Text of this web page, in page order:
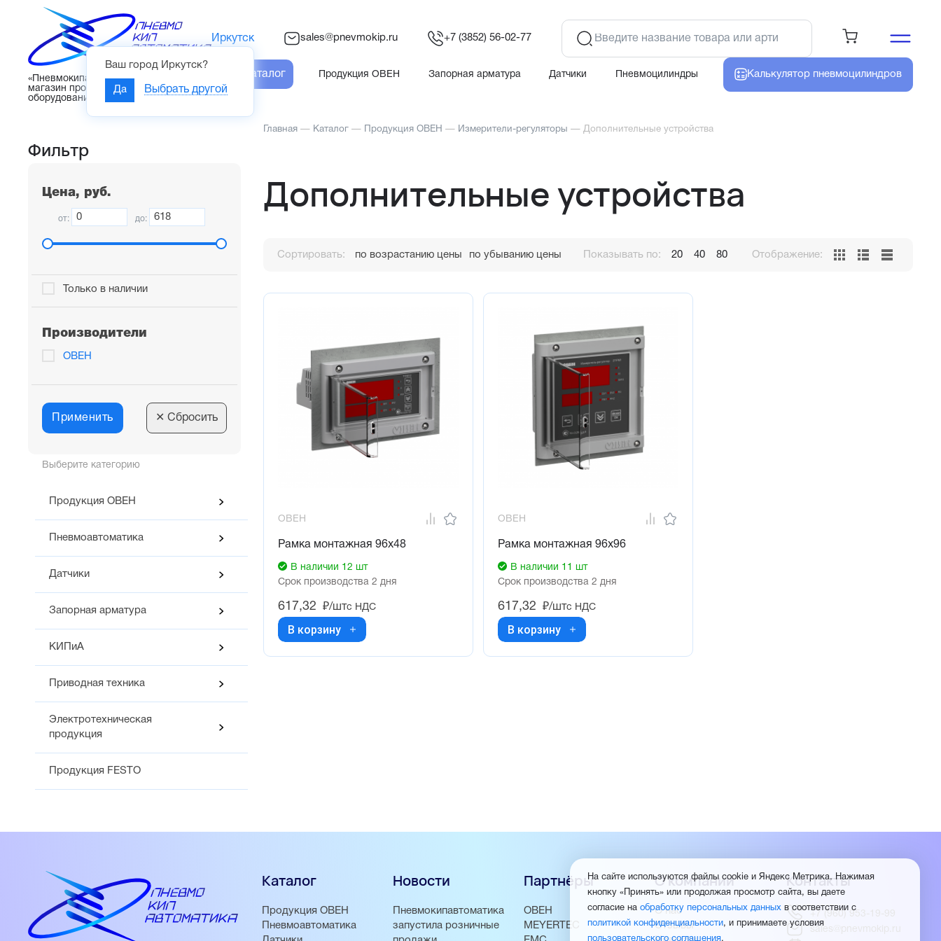
«Пневмокипавтоматика» – интернет-
магазин промышленного
оборудования
Иркутск
Ваш город Иркутск?
Да Выбрать другой
sales@pnevmokip.ru +7 (3852) 56-02-77
Каталог Продукция ОВЕН Запорная арматура Датчики Пневмоцилиндры Калькулятор пневмоцилиндров
Выберите категорию
Продукция ОВЕН
Пневмоавтоматика
Датчики
Запорная арматура
КИПиА
Приводная техника
Электротехническая
продукция
Продукция FESTO
Фильтр
Цена, руб.
от: до:
Только в наличии
Производители
ОВЕН
Применить ✕ Сбросить
Главная — Каталог — Продукция ОВЕН — Измерители-регуляторы — Дополнительные устройства
Дополнительные устройства
Сортировать: по возрастанию цены по убыванию цены Показывать по: 20 40 80 Отображение:
ОВЕН
Рамка монтажная 96х48
В наличии 12 шт
Срок производства 2 дня
617,32 ₽/штс НДС
В корзину
ОВЕН
Рамка монтажная 96х96
В наличии 11 шт
Срок производства 2 дня
617,32 ₽/штс НДС
В корзину
Каталог
Продукция ОВЕН
Пневмоавтоматика
Новости
Пневмокипавтоматика
запустила розничные
Партнёры
ОВЕН
MEYERTEC
О компании
О нас
Отзывы
Контакты
+7 (960) 953-19-99
sales@pnevmokip.ru
На сайте используются файлы cookie и Яндекс Метрика. Нажимая
кнопку «Принять» или продолжая просмотр сайта, вы даете
согласие на обработку персональных данных в соответствии с
политикой конфиденциальности, и принимаете условия
пользовательского соглашения.